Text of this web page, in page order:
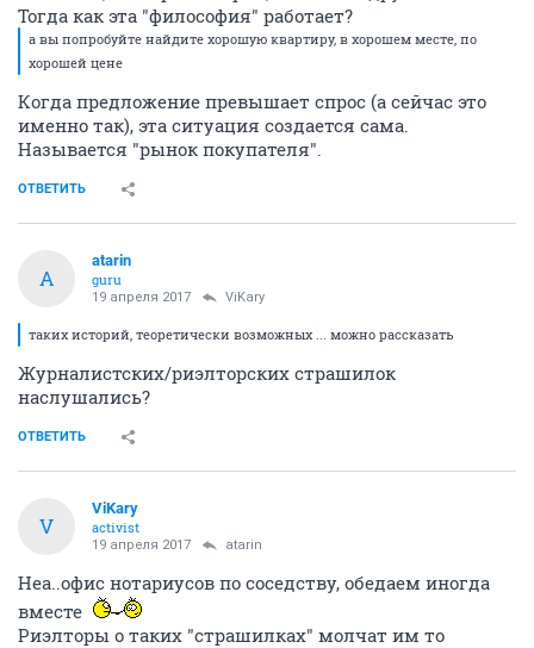
Тогда как эта "философия" работает?
а вы попробуйте найдите хорошую квартиру, в хорошем месте, по
хорошей цене
Когда предложение превышает спрос (а сейчас это
именно так), эта ситуация создается сама.
Называется "рынок покупателя".
ОТВЕТИТЬ
A
atarin
guru
19 апреля 2017 ViKary
таких историй, теоретически возможных ... можно рассказать
Журналистских/риэлторских страшилок
наслушались?
ОТВЕТИТЬ
V
ViKary
activist
19 апреля 2017 atarin
Неа..офис нотариусов по соседству, обедаем иногда
вместе
Риэлторы о таких "страшилках" молчат им то